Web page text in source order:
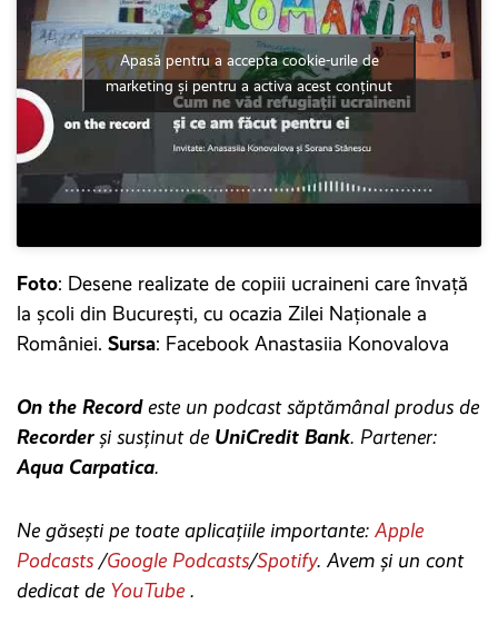
Apasă pentru a accepta cookie-urile de
marketing și pentru a activa acest conținut
Foto: Desene realizate de copiii ucraineni care învață
la școli din București, cu ocazia Zilei Naționale a
României. Sursa: Facebook Anastasiia Konovalova
On the Recordeste un podcast săptămânal produs de
Recorderși susținut de UniCredit Bank. Partener:
Aqua Carpatica.
Ne găsești pe toate aplicațiile importante: Apple
Podcasts /Google Podcasts/Spotify. Avem și un cont
dedicat de YouTube .